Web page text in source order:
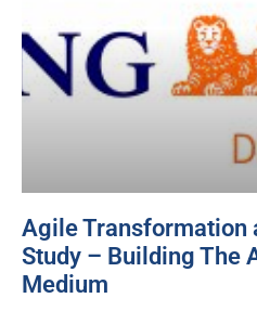
Agile Transformation
Study – Building The
Medium